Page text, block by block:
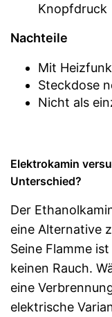
Knopfdruck
Nachteile
Mit
Steckdose
Nicht als
Elektrokamin
Unterschied?
Der
eine Alternative
Seine Flamme
keinen Rauch.
eine
elektrische